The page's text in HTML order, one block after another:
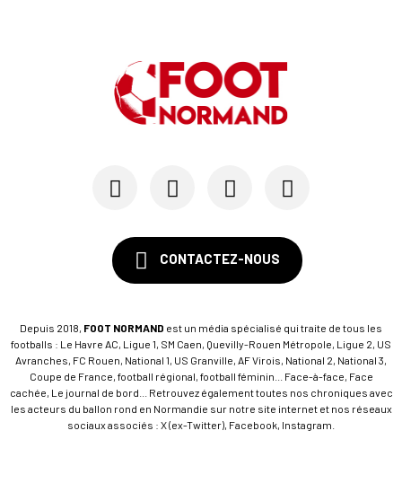
CONTACTEZ-NOUS
Depuis 2018, FOOT NORMAND est un média spécialisé qui traite de tous les
footballs : Le Havre AC, Ligue 1, SM Caen, Quevilly-Rouen Métropole, Ligue 2, US
Avranches, FC Rouen, National 1, US Granville, AF Virois, National 2, National 3,
Coupe de France, football régional, football féminin... Face-à-face, Face
cachée, Le journal de bord... Retrouvez également toutes nos chroniques avec
les acteurs du ballon rond en Normandie sur notre site internet et nos réseaux
sociaux associés : X (ex-Twitter), Facebook, Instagram.